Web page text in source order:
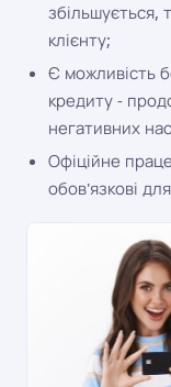
збільшується,
клієнту;
Є можливість
кредиту -
негативних
Офіційне
обов'язкові